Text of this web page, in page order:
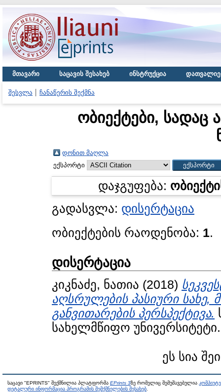
მთავარი საცავის შესახებ ინსტრუქცია
შესვლა ჩანაწერის შექმნა
ობიექტები, სადაც
დონით მაღლა
ექსპორტი
დაჯგუფება:
გადასვლა: დისერტაცია
ობიექტების რაოდენობა: 1.
დისერტაცია
კიკნაძე, ნათია (2018)
აღსრულების პასიური სახე,
განვითარების პერსპექტივა.
სახელმწიფო უნივერსიტეტი.
ეს სია
საცავი "EPRINTS" შექმნილია პლატფორმა EPrints 3ზე რომელიც შემუშავებულია
დეტალური ინფორმაცია პროგრამის შემქმნელების შესახებ